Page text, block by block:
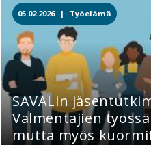
05.02.2026 | Työelämä
SAVALin
Valmentajien
mutta myös